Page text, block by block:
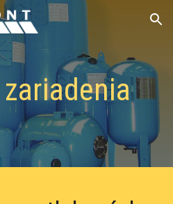
Skip to navigation